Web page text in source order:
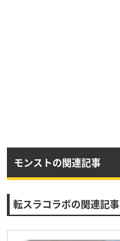
モンストの関連記事
転スラコラボの関連記事